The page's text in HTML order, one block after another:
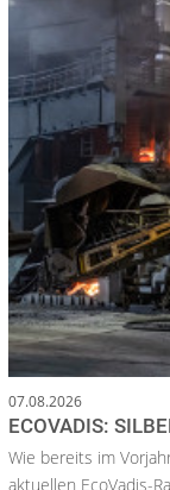
07.08.2026
ECOVADIS:
Wie bereits im
aktuellen EcoVadis-